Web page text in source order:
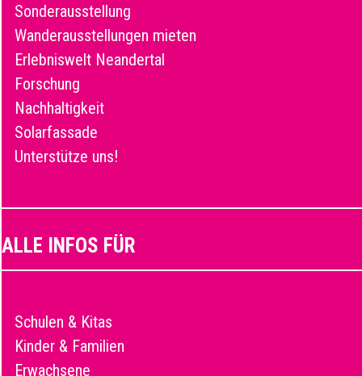
Sonderausstellung
Wanderausstellungen mieten
Erlebniswelt Neandertal
Forschung
Nachhaltigkeit
Solarfassade
Unterstütze uns!
ALLE INFOS FÜR
Schulen & Kitas
Kinder & Familien
Erwachsene